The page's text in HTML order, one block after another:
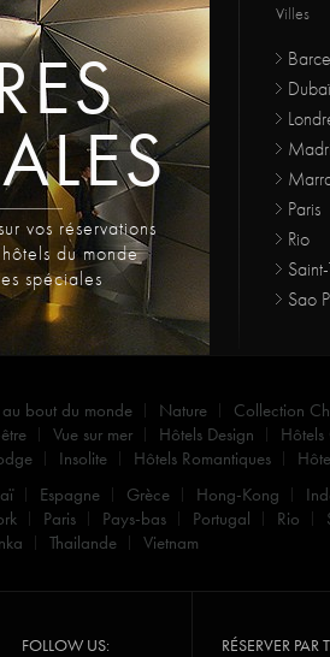
vos réservations
du monde
spéciales
Villes
Dubaï
Paris
Rio
Sao
bout du monde Nature
Collection
Vue sur mer Hôtels Design Hôtels
Insolite Hôtels Romantiques
Espagne Grèce Hong-Kong
Paris Pays-bas Portugal Rio
Thailande Vietnam
FOLLOW US: RÉSERVER PAR